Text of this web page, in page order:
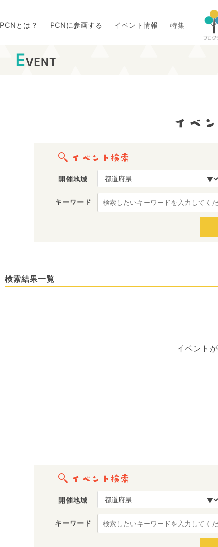
PCNとは？ PCNに参画する イベント情報 特集
開催地域
キーワード
検索結果一覧
イベント
開催地域
キーワード